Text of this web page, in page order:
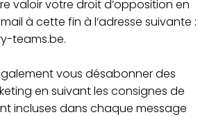
valoir votre droit d’opposition en
à cette fin à l’adresse suivante :
teams.be.
vous désabonner des
en suivant les consignes de
incluses dans chaque message